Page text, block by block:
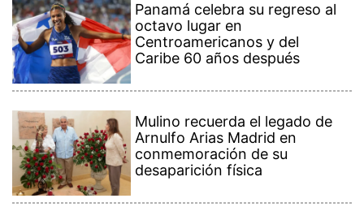
Panamá celebra su regreso al
octavo lugar en
Centroamericanos y del
Caribe 60 años después
Mulino recuerda el legado de
Arnulfo Arias Madrid en
conmemoración de su
desaparición física